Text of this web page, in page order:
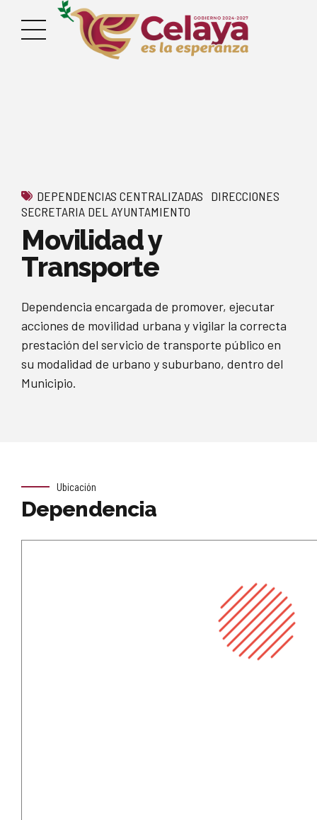
DEPENDENCIAS CENTRALIZADAS DIRECCIONES
SECRETARIA DEL AYUNTAMIENTO
Movilidad y
Transporte
Dependencia encargada de promover, ejecutar
acciones de movilidad urbana y vigilar la correcta
prestación del servicio de transporte público en
su modalidad de urbano y suburbano, dentro del
Municipio.
Ubicación
Dependencia